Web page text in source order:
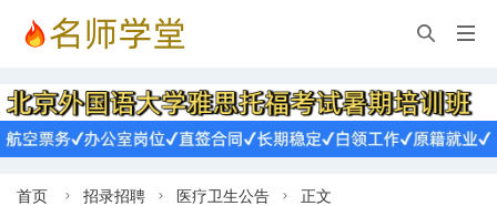


首页  招录招聘  医疗卫生公告  正文